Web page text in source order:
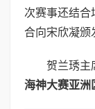
次赛事还结合
合向宋欣凝颁
贺兰琇主
海神大赛亚洲